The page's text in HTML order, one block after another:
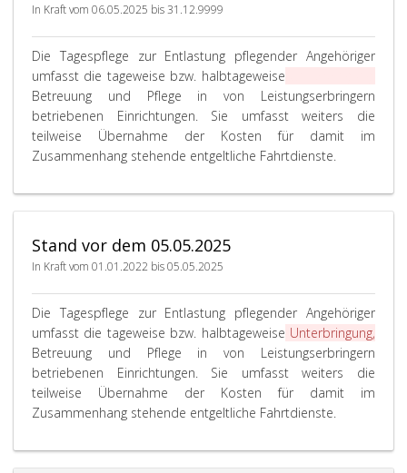
In Kraft vom 06.05.2025 bis 31.12.9999
Die Tagespflege zur Entlastung pflegender Angehöriger
umfasst die tageweise bzw. halbtageweise
Betreuung und Pflege in von Leistungserbringern
betriebenen Einrichtungen. Sie umfasst weiters die
teilweise Übernahme der Kosten für damit im
Zusammenhang stehende entgeltliche Fahrtdienste.
Stand vor dem 05.05.2025
In Kraft vom 01.01.2022 bis 05.05.2025
Die Tagespflege zur Entlastung pflegender Angehöriger
umfasst die tageweise bzw. halbtageweise Unterbringung,
Betreuung und Pflege in von Leistungserbringern
betriebenen Einrichtungen. Sie umfasst weiters die
teilweise Übernahme der Kosten für damit im
Zusammenhang stehende entgeltliche Fahrtdienste.